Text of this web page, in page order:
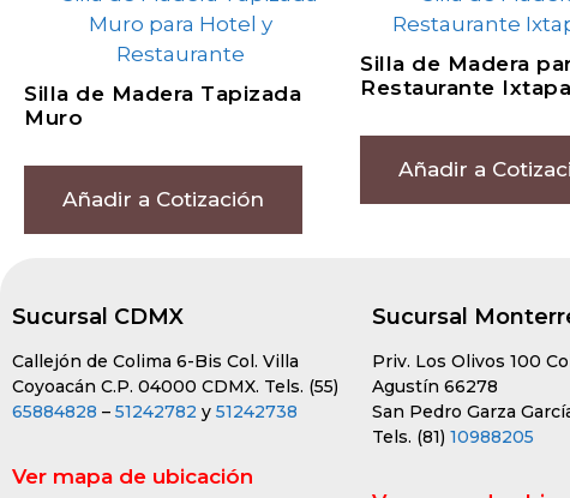
Silla de Madera Tapizada
Muro
Añadir a Cotización
Silla de Madera
Restaurante Ixtapa
Añadir a
Sucursal CDMX
Callejón de Colima 6-Bis Col. Villa
Coyoacán C.P. 04000 CDMX. Tels. (55)
65884828 – 51242782 y 51242738
Ver mapa de ubicación
Sucursal
Priv. Los Olivos 100
Agustín 66278
San Pedro Garza
Tels. (81) 10988205